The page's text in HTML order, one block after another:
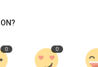
0 0